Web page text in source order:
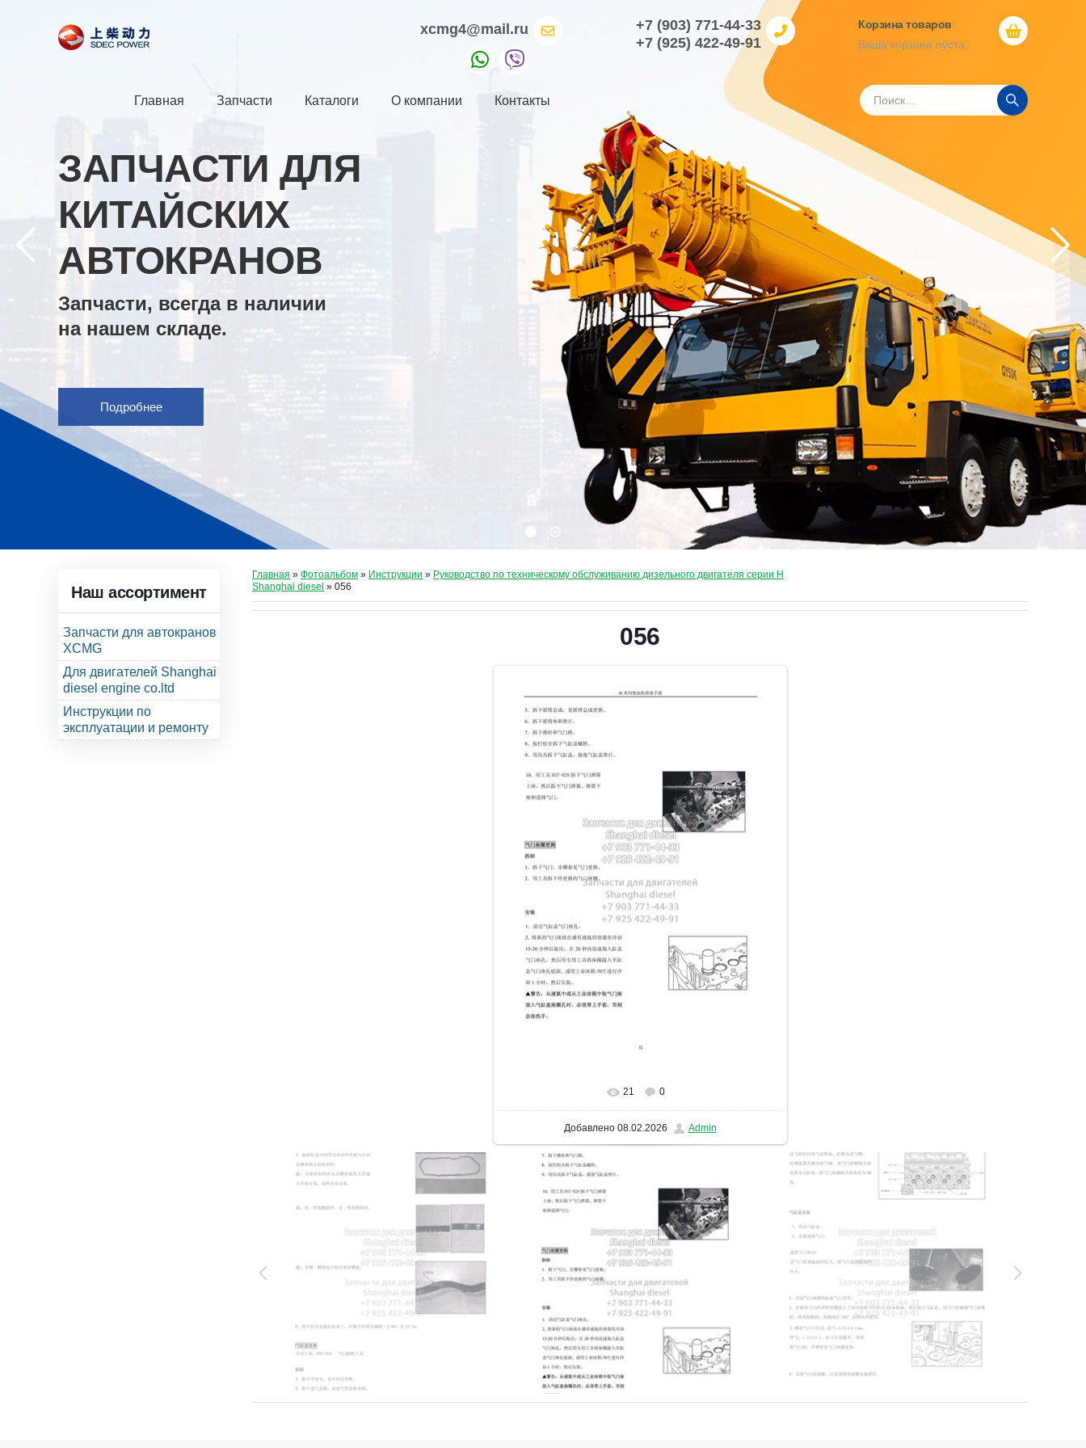
xcmg4@mail.ru
+7 (903) 771-44-33
+7 (925) 422-49-91
Корзина товаров
Ваша корзина пуста
Главная Запчасти Каталоги О компании Контакты
ЗАПЧАСТИ ДЛЯ
КИТАЙСКИХ
АВТОКРАНОВ
Запчасти, всегда в наличии
на нашем складе.
Подробнее
Наш ассортимент
Запчасти для автокранов
XCMG
Для двигателей Shanghai
diesel engine co.ltd
Инструкции по
эксплуатации и ремонту
Главная » Фотоальбом » Инструкции » Руководство по техническому обслуживанию дизельного двигателя серии Н
Shanghai diesel » 056
056
В реальном размере 1131x1600
21 0
Добавлено08.02.2026 Admin